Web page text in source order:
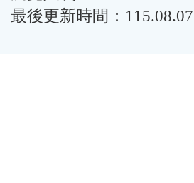
最後更新時間：115.08.07